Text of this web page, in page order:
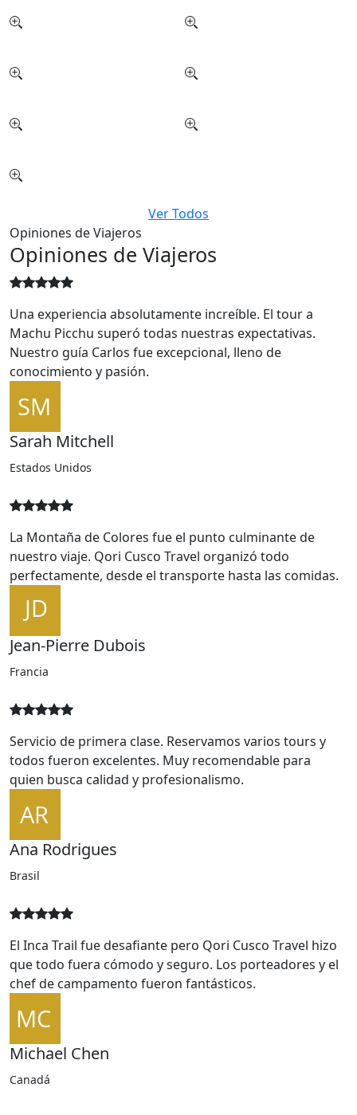
Ver Todos
Opiniones de Viajeros
Opiniones de Viajeros
Una experiencia absolutamente increíble. El tour a
Machu Picchu superó todas nuestras expectativas.
Nuestro guía Carlos fue excepcional, lleno de
conocimiento y pasión.
Sarah Mitchell
Estados Unidos
La Montaña de Colores fue el punto culminante de
nuestro viaje. Qori Cusco Travel organizó todo
perfectamente, desde el transporte hasta las comidas.
Jean-Pierre Dubois
Francia
Servicio de primera clase. Reservamos varios tours y
todos fueron excelentes. Muy recomendable para
quien busca calidad y profesionalismo.
Ana Rodrigues
Brasil
El Inca Trail fue desafiante pero Qori Cusco Travel hizo
que todo fuera cómodo y seguro. Los porteadores y el
chef de campamento fueron fantásticos.
Michael Chen
Canadá